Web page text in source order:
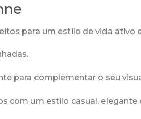
para um estilo de vida ativo
para complementar o seu
um estilo casual,